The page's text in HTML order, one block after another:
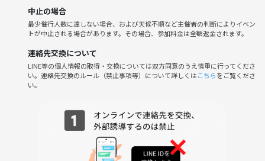
🍀18時に受付開始、21時頃まで。
※途中参加&途中退室もOK！
🍀ドリンクはお酒以外の持ち込みOK🥤
ゲームごとのジャンルに分けるので、それぞれ興味のある所に移動して
もらう感じです👀
🍀ボードゲームの持ち込みは大歓迎です♪
中止の場合
最少催行人数に達しない場合、および天候不順など主催者の判断によりイベン
トが中止される場合があります。その場合、参加料金は全額返金されます。
連絡先交換について
LINE等の個人情報の取得・交換については双方同意のうえ慎重に行ってくださ
い。連絡先交換のルール（禁止事項等）について詳しくはこちらをご覧くださ
い。